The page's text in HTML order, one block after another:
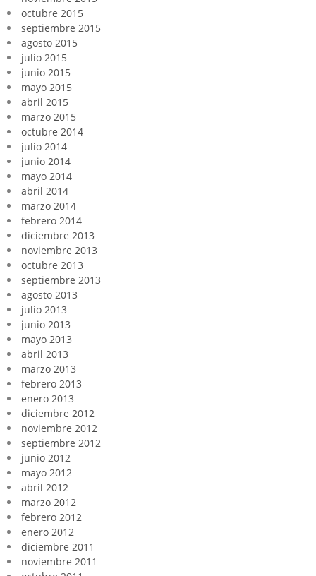
octubre 2015
septiembre 2015
agosto 2015
julio 2015
junio 2015
mayo 2015
abril 2015
marzo 2015
octubre 2014
julio 2014
junio 2014
mayo 2014
abril 2014
marzo 2014
febrero 2014
diciembre 2013
noviembre 2013
octubre 2013
septiembre 2013
agosto 2013
julio 2013
junio 2013
mayo 2013
abril 2013
marzo 2013
febrero 2013
enero 2013
diciembre 2012
noviembre 2012
septiembre 2012
junio 2012
mayo 2012
abril 2012
marzo 2012
febrero 2012
enero 2012
diciembre 2011
noviembre 2011